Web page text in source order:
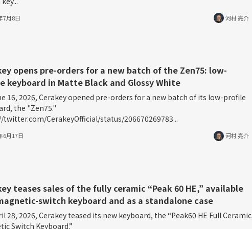
7月8日 河村 亮介
opens pre-orders for a new batch of the Zen75: low-
keyboard in Matte Black and Glossy White
16, 2026, Cerakey opened pre-orders for a new batch of its low-profile
the "Zen75."
CerakeyOfficial/status/206670269783...
6月17日 河村 亮介
teases sales of the fully ceramic “Peak 60 HE,” available
switch keyboard and as a standalone case
28, 2026, Cerakey teased its new keyboard, the “Peak60 HE Full Ceramic
Switch Keyboard.”